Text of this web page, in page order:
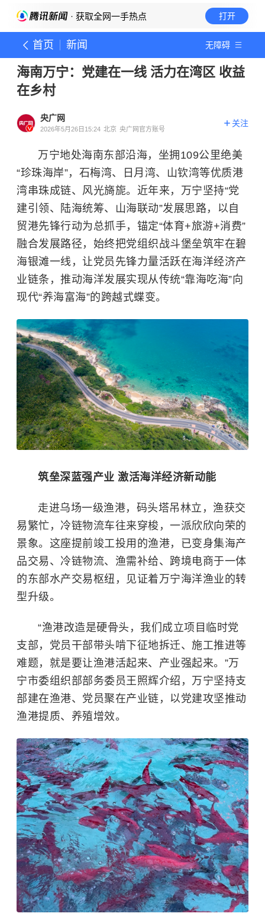
· 获取全网一手热点 打开
首页 新闻 无障碍
海南万宁：党建在一线 活力在湾区 收益
在乡村
央广网
2026年5月26日15:24 北京 央广网官方账号
关注
万宁地处海南东部沿海，坐拥109公里绝美
“珍珠海岸”，石梅湾、日月湾、山钦湾等优质港
湾串珠成链、风光旖旎。近年来，万宁坚持“党
建引领、陆海统筹、山海联动”发展思路，以自
贸港先锋行动为总抓手，锚定“体育+旅游+消费”
融合发展路径，始终把党组织战斗堡垒筑牢在碧
海银滩一线，让党员先锋力量活跃在海洋经济产
业链条，推动海洋发展实现从传统“靠海吃海”向
现代“养海富海”的跨越式蝶变。
筑垒深蓝强产业 激活海洋经济新动能
走进乌场一级渔港，码头塔吊林立，渔获交
易繁忙，冷链物流车往来穿梭，一派欣欣向荣的
景象。这座提前竣工投用的渔港，已变身集海产
品交易、冷链物流、渔需补给、跨境电商于一体
的东部水产交易枢纽，见证着万宁海洋渔业的转
型升级。
“渔港改造是硬骨头，我们成立项目临时党
支部，党员干部带头啃下征地拆迁、施工推进等
难题，就是要让渔港活起来、产业强起来。”万
宁市委组织部部务委员王照辉介绍，万宁坚持支
部建在渔港、党员聚在产业链，以党建攻坚推动
渔港提质、养殖增效。